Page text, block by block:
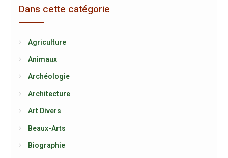
Dans cette catégorie
Agriculture
Animaux
Archéologie
Architecture
Art Divers
Beaux-Arts
Biographie